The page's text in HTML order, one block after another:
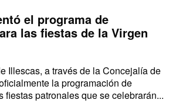
el programa de
las fiestas de la Virgen
Illescas, a través de la Concejalía de
la programación de
fiestas patronales que se celebrarán...